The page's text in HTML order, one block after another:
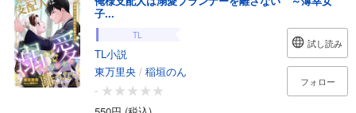
子...
TL
TL小説
東万里央 / 稲垣のん
-
試し読み
フォロー